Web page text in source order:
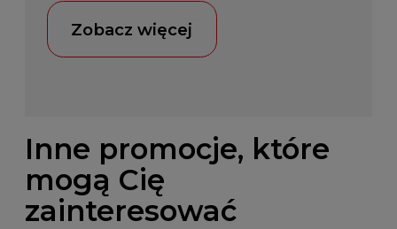
Zobacz więcej
Inne promocje, które
mogą Cię
zainteresować